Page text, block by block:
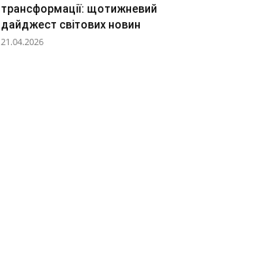
трансформації: щотижневий
дайджест світових новин
21.04.2026